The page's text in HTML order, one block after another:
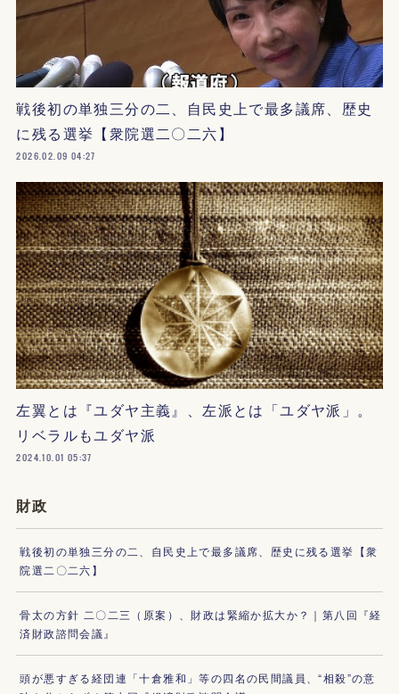
戦後初の単独三分の二、自民史上で最多議席、歴史
に残る選挙【衆院選二〇二六】
2026.02.09 04:27
左翼とは『ユダヤ主義』、左派とは「ユダヤ派」。
リベラルもユダヤ派
2024.10.01 05:37
財政
戦後初の単独三分の二、自民史上で最多議席、歴史に残る選挙【衆
院選二〇二六】
骨太の方針 二〇二三（原案）、財政は緊縮か拡大か？｜第八回『経
済財政諮問会議』
頭が悪すぎる経団連「十倉雅和」等の四名の民間議員、“相殺”の意